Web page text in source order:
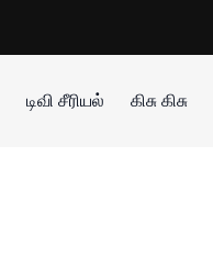
டிவி சீரியல் கிசு கிசு